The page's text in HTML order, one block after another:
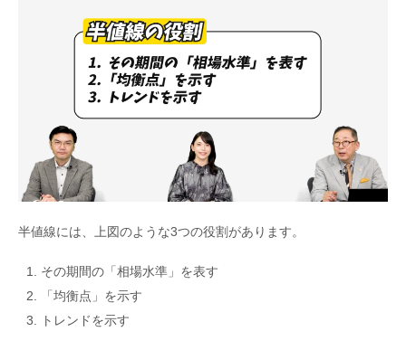
半値線には、上図のような3つの役割があります。
その期間の「相場水準」を表す
「均衡点」を示す
トレンドを示す